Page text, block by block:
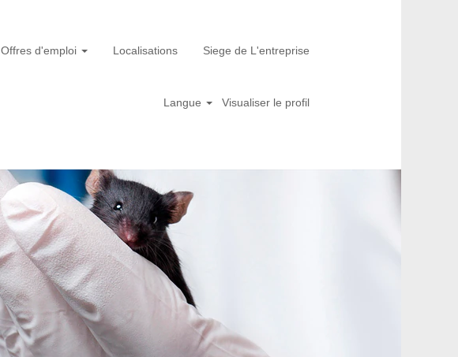
Offres d'emploi Localisations Siege de L'entreprise
Langue Visualiser le profil